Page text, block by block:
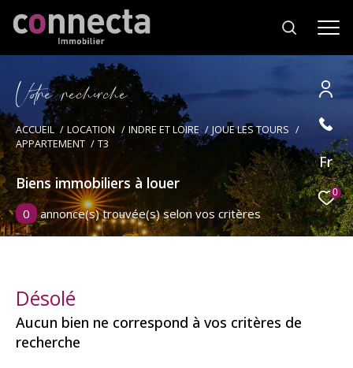
Fr
0
Vore recece
ACCUEIL LOCATION INDRE ET LOIRE
JOUE LES TOURS
APPARTEMENT
T3
Biens immobiliers à louer
0 annonce(s) trouvée(s) selon vos critères
Désolé
Aucun bien ne correspond à vos critères de
recherche
Effectuer une recherche
et trouver le bien qui correspond à vos
critères
Type
d'offre
Location
bien
Type de bien
Ville